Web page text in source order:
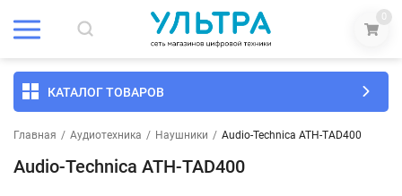
0
КАТАЛОГ ТОВАРОВ
Главная / Аудиотехника / Наушники / Audio-Technica ATH-TAD400
Audio-Technica ATH-TAD400